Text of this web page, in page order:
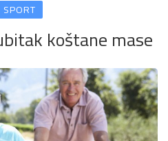
SPORT
koštane mase